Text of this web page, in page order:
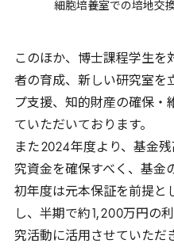
細胞培養室での培地交
このほか、博士課程学生を
者の育成、新しい研究室を
プ支援、知的財産の確保・
ていただいております。
また2024年度より、基金
究資金を確保すべく、基金
初年度は元本保証を前提と
し、半期で約1 ,200万円の
究活動に活用させていただ